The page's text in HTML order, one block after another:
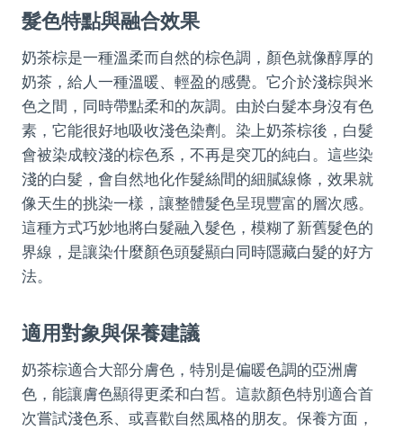
髮色特點與融合效果
奶茶棕是一種溫柔而自然的棕色調，顏色就像醇厚的
奶茶，給人一種溫暖、輕盈的感覺。它介於淺棕與米
色之間，同時帶點柔和的灰調。由於白髮本身沒有色
素，它能很好地吸收淺色染劑。染上奶茶棕後，白髮
會被染成較淺的棕色系，不再是突兀的純白。這些染
淺的白髮，會自然地化作髮絲間的細膩線條，效果就
像天生的挑染一樣，讓整體髮色呈現豐富的層次感。
這種方式巧妙地將白髮融入髮色，模糊了新舊髮色的
界線，是讓染什麼顏色頭髮顯白同時隱藏白髮的好方
法。
適用對象與保養建議
奶茶棕適合大部分膚色，特別是偏暖色調的亞洲膚
色，能讓膚色顯得更柔和白皙。這款顏色特別適合首
次嘗試淺色系、或喜歡自然風格的朋友。保養方面，